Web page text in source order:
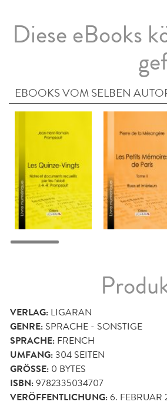
Diese eBooks
EBOOKS VOM SELBEN
VERLAG: LIGARAN
GENRE: SPRACHE - SONSTIGE
SPRACHE: FRENCH
UMFANG:304 SEITEN
GRÖSSE: 0 BYTES
ISBN:9782335034707
VERÖFFENTLICHUNG:6. FEBRUAR